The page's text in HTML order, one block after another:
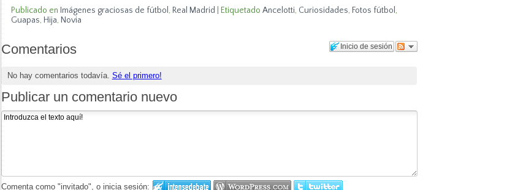
Publicado en Imágenes graciosas de fútbol , Real Madrid Etiquetado Ancelotti, Curiosidades, Fotos fútbol ,
Guapas, Hija, Novia
Inicio de sesión
Comentarios
No hay comentarios todavía. Sé el primero!
Publicar un comentario nuevo
Comenta como "invitado", o inicia sesión: